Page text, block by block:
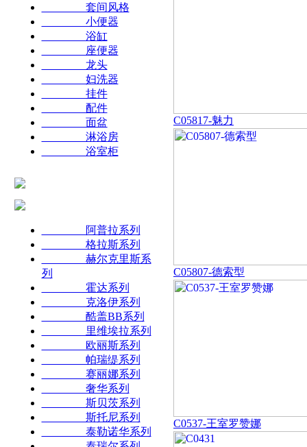
套间风格
小便器
浴缸
座便器
龙头
妇洗器
挂件
配件
面盆
淋浴房
浴室柜
阿普拉系列
格拉斯系列
赫尔克里斯系
列
霍达系列
克洛伊系列
酷盖BB系列
里维埃拉系列
欧丽斯系列
帕瑞缇系列
赛丽娜系列
奢华系列
斯贝茨系列
斯托尼系列
泰勒诺华系列
C05817-魅力
C05807-德索型
C0537-王室罗赞娜